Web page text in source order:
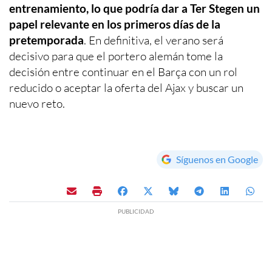
entrenamiento, lo que podría dar a Ter Stegen un
papel relevante en los primeros días de la
pretemporada. En definitiva, el verano será
decisivo para que el portero alemán tome la
decisión entre continuar en el Barça con un rol
reducido o aceptar la oferta del Ajax y buscar un
nuevo reto.
Síguenos en Google